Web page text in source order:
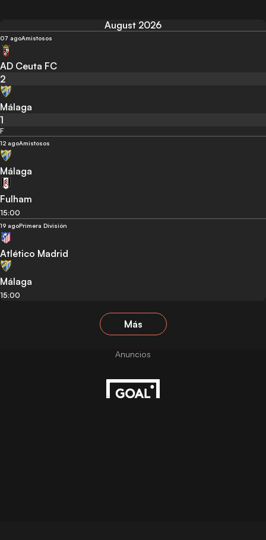
August 2026
07 agoAmistosos
AD Ceuta FC
2
Málaga
1
F
12 agoAmistosos
Málaga
Fulham
15:00
19 agoPrimera División
Atlético Madrid
Málaga
15:00
Más